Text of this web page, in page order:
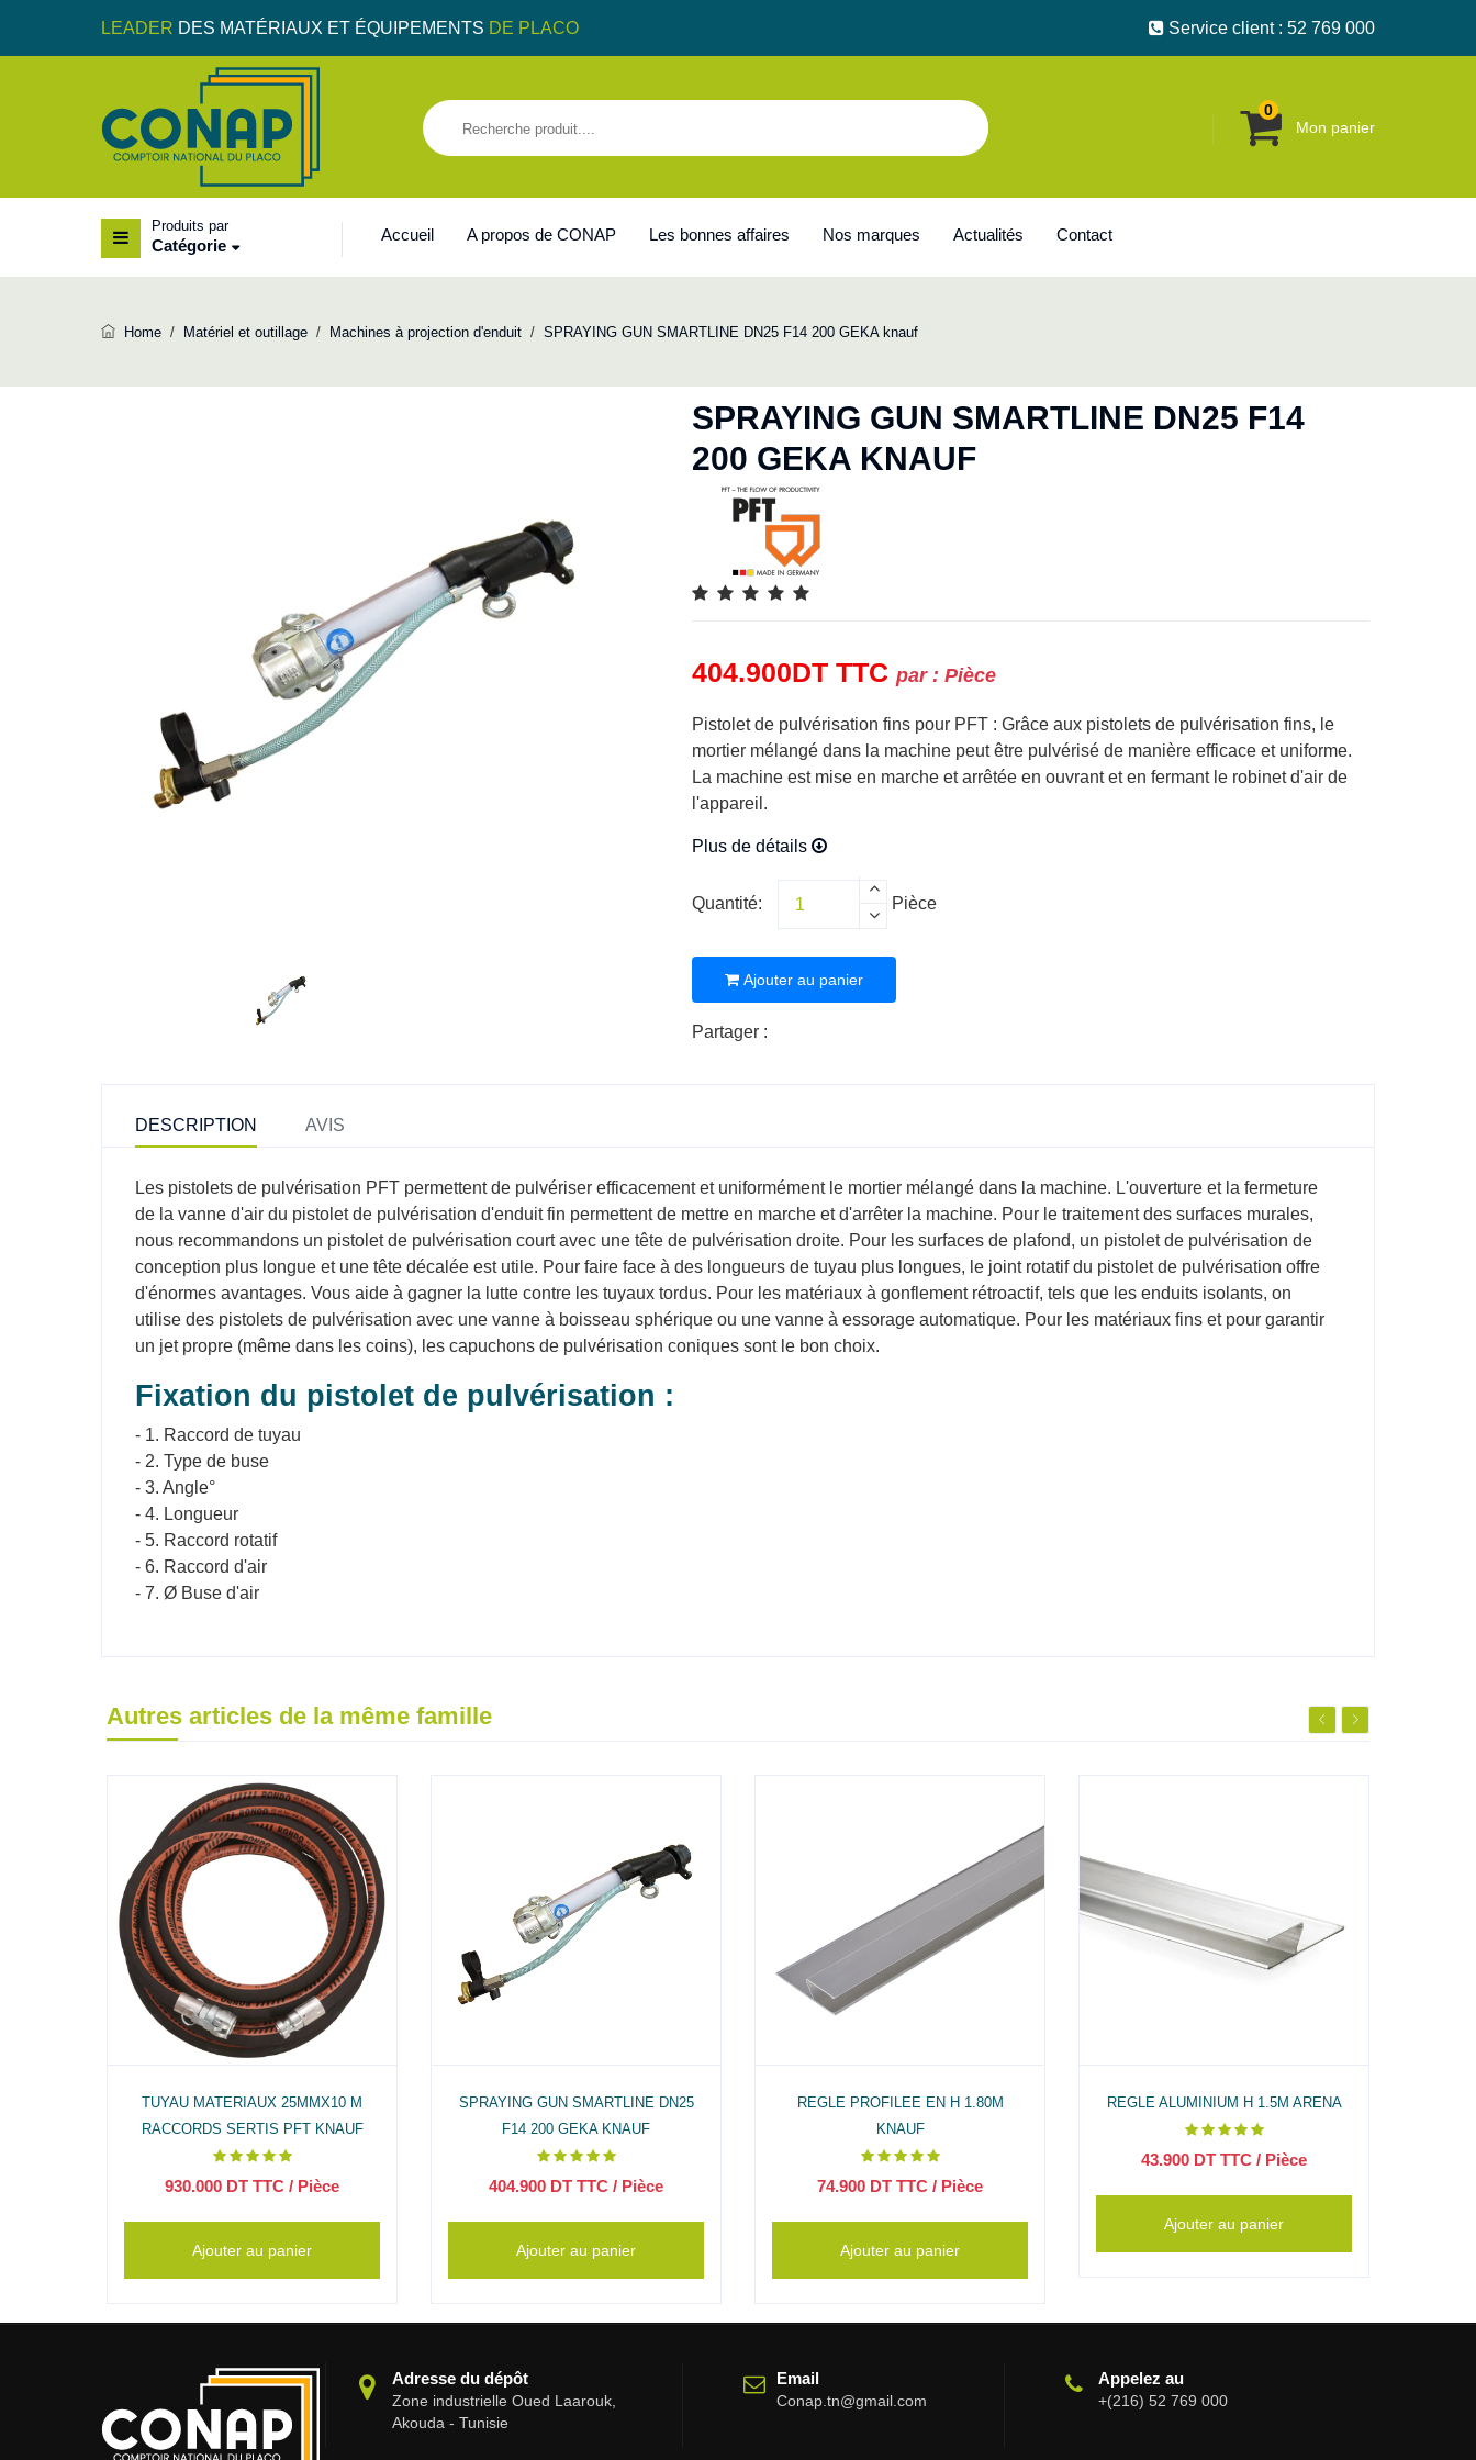
LEADER DES MATÉRIAUX ET ÉQUIPEMENTS DE PLACO Service client : 52 769 000
0
Mon panier
Produits par
Catégorie
Accueil A propos de CONAP Les bonnes affaires Nos marques Actualités Contact
Home / Matériel et outillage / Machines à projection d'enduit / SPRAYING GUN SMARTLINE DN25 F14 200 GEKA knauf
SPRAYING GUN SMARTLINE DN25 F14
200 GEKA KNAUF
404.900DT TTCpar :Pièce
Pistolet de pulvérisation fins pour PFT : Grâce aux pistolets de pulvérisation fins, le
mortier mélangé dans la machine peut être pulvérisé de manière efficace et uniforme.
La machine est mise en marche et arrêtée en ouvrant et en fermant le robinet d'air de
l'appareil.
Plus de détails
Quantité: Pièce
Ajouter au panier
Partager :
DESCRIPTION AVIS
Les pistolets de pulvérisation PFT permettent de pulvériser efficacement et uniformément le mortier mélangé dans la machine. L'ouverture et la fermeture
de la vanne d'air du pistolet de pulvérisation d'enduit fin permettent de mettre en marche et d'arrêter la machine. Pour le traitement des surfaces murales,
nous recommandons un pistolet de pulvérisation court avec une tête de pulvérisation droite. Pour les surfaces de plafond, un pistolet de pulvérisation de
conception plus longue et une tête décalée est utile. Pour faire face à des longueurs de tuyau plus longues, le joint rotatif du pistolet de pulvérisation offre
d'énormes avantages. Vous aide à gagner la lutte contre les tuyaux tordus. Pour les matériaux à gonflement rétroactif, tels que les enduits isolants, on
utilise des pistolets de pulvérisation avec une vanne à boisseau sphérique ou une vanne à essorage automatique. Pour les matériaux fins et pour garantir
un jet propre (même dans les coins), les capuchons de pulvérisation coniques sont le bon choix.
Fixation du pistolet de pulvérisation :
- 1. Raccord de tuyau
- 2. Type de buse
- 3. Angle°
- 4. Longueur
- 5. Raccord rotatif
- 6. Raccord d'air
- 7. Ø Buse d'air
Autres articles de la même famille
TUYAU MATERIAUX 25MMX10 M
RACCORDS SERTIS PFT KNAUF
930.000 DT TTC / Pièce
Ajouter au panier
SPRAYING GUN SMARTLINE DN25
F14 200 GEKA KNAUF
404.900 DT TTC / Pièce
Ajouter au panier
REGLE PROFILEE EN H 1.80M
KNAUF
74.900 DT TTC / Pièce
Ajouter au panier
REGLE ALUMINIUM H 1.5M ARENA
43.900 DT TTC / Pièce
Ajouter au panier
Adresse du dépôt
Zone industrielle Oued Laarouk,
Akouda - Tunisie
Email
Conap.tn@gmail.com
Appelez au
+(216) 52 769 000